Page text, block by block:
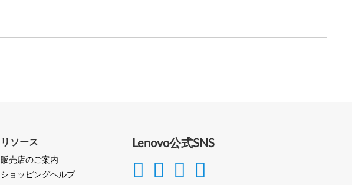
Lenovo公式SNS
リソース
販売店のご案内
ショッピングヘルプ